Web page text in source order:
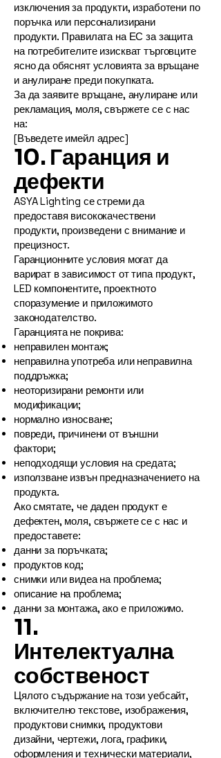
изключения за продукти, изработени по
поръчка или персонализирани
продукти. Правилата на ЕС за защита
на потребителите изискват търговците
ясно да обяснят условията за връщане
и анулиране преди покупката.
За да заявите връщане, анулиране или
рекламация, моля, свържете се с нас
на:
[Въведете имейл адрес]
10. Гаранция и
дефекти
ASYA Lighting се стреми да
предоставя висококачествени
продукти, произведени с внимание и
прецизност.
Гаранционните условия могат да
варират в зависимост от типа продукт,
LED компонентите, проектното
споразумение и приложимото
законодателство.
Гаранцията не покрива:
неправилен монтаж;
неправилна употреба или неправилна
поддръжка;
неоторизирани ремонти или
модификации;
нормално износване;
повреди, причинени от външни
фактори;
неподходящи условия на средата;
използване извън предназначението на
продукта.
Ако смятате, че даден продукт е
дефектен, моля, свържете се с нас и
предоставете:
данни за поръчката;
продуктов код;
снимки или видеа на проблема;
описание на проблема;
данни за монтажа, ако е приложимо.
11.
Интелектуална
собственост
Цялото съдържание на този уебсайт,
включително текстове, изображения,
продуктови снимки, продуктови
дизайни, чертежи, лога, графики,
оформления и технически материали,